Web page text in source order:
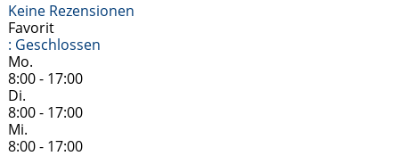
Keine Rezensionen
Favorit
: Geschlossen
Mo.
8:00 - 17:00
Di.
8:00 - 17:00
Mi.
8:00 - 17:00